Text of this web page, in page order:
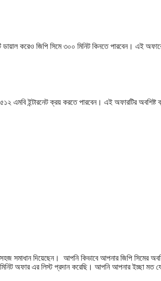
করেও জিপি সিমে ৩০০ মিনিট কিনতে পারবেন। এই
ইন্টারনেট ক্রয় করতে পারবেন। এই অফারটির অবশিষ্ট
সমাধান দিয়েছেন। আপনি কিভাবে আপনার জিপি সিমের
মিনিট অফার এর লিস্ট প্রদান করেছি। আপনি আপনার ইচ্ছা মত